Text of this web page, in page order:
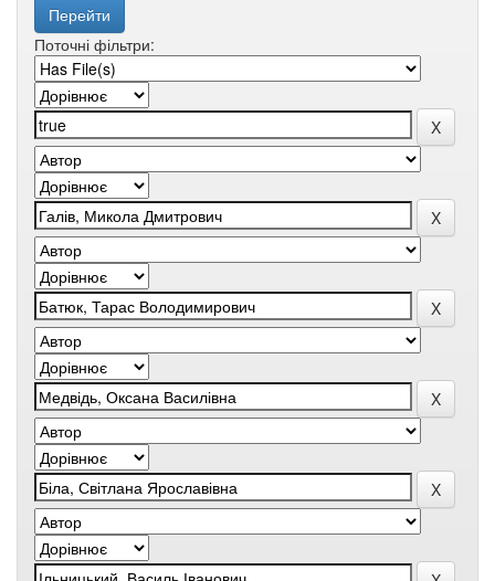
Поточні фільтри: